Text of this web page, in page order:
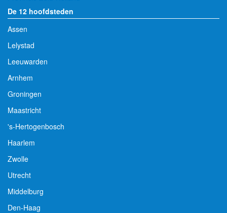
De 12 hoofdsteden
Assen
Lelystad
Leeuwarden
Arnhem
Groningen
Maastricht
's-Hertogenbosch
Haarlem
Zwolle
Utrecht
Middelburg
Den-Haag